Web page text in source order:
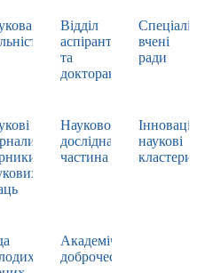
Відділ
аспірантури
та
докторантури
вчені
ради
Науково-
дослідна
частина
наукові
кластери
Академічна
доброчесність